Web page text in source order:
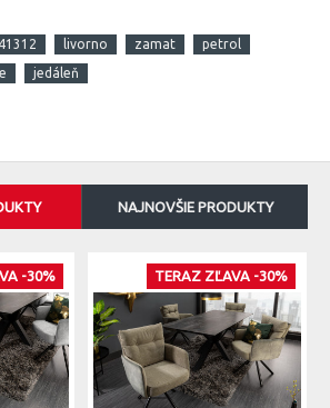
41312 livorno zamat petrol
jedáleň
NAJNOVŠIE PRODUKTY
-30% TERAZ ZĽAVA -30%